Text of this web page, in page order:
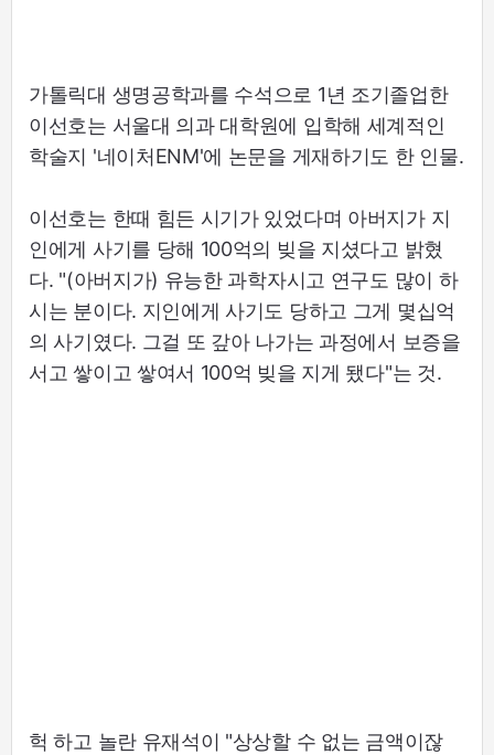
가톨릭대 생명공학과를 수석으로 1년 조기졸업한
이선호는 서울대 의과 대학원에 입학해 세계적인
학술지 '네이처ENM'에 논문을 게재하기도 한 인물.
이선호는 한때 힘든 시기가 있었다며 아버지가 지
인에게 사기를 당해 100억의 빚을 지셨다고 밝혔
다. "(아버지가) 유능한 과학자시고 연구도 많이 하
시는 분이다. 지인에게 사기도 당하고 그게 몇십억
의 사기였다. 그걸 또 갚아 나가는 과정에서 보증을
서고 쌓이고 쌓여서 100억 빚을 지게 됐다"는 것.
헉 하고 놀란 유재석이 "상상할 수 없는 금액이잖